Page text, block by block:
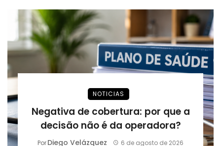
NOTICIAS
Negativa de cobertura: por que a
decisão não é da operadora?
PorDiego Velázquez 6 de agosto de 2026